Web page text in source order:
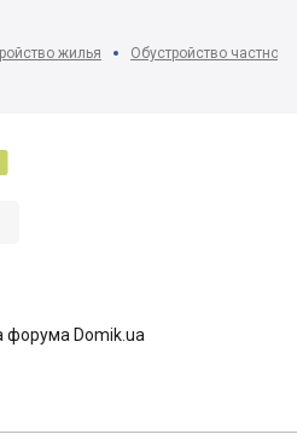
жилья Обустройство
форума Domik.ua